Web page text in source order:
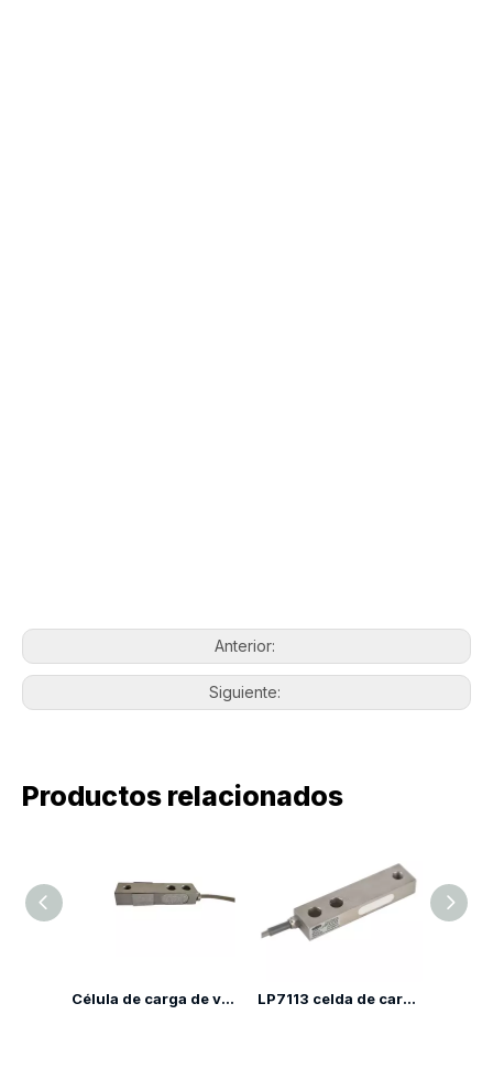
Anterior:
Siguiente:
Productos relacionados
LP7113 celda de carga de haz de corte LP7110H Célula de carga de haz de corte